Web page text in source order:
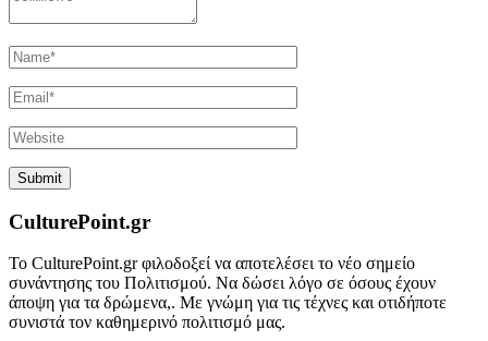
CulturePoint.gr
Το CulturePoint.gr φιλοδοξεί να αποτελέσει το νέο σημείο
συνάντησης του Πολιτισμού. Να δώσει λόγο σε όσους έχουν
άποψη για τα δρώμενα,. Με γνώμη για τις τέχνες και οτιδήποτε
συνιστά τον καθημερινό πολιτισμό μας.